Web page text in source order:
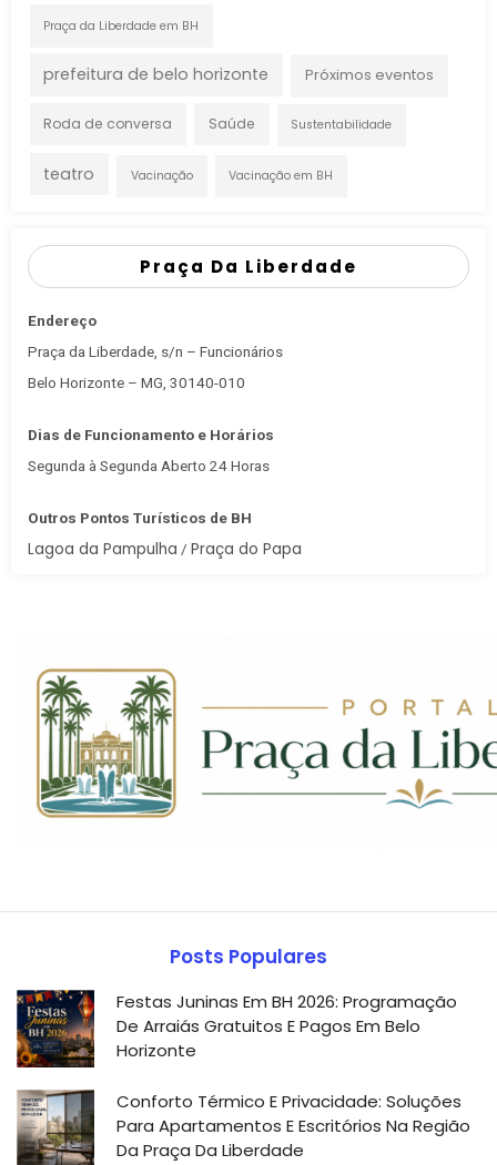
Praça da Liberdade em BH
prefeitura de belo horizonte Próximos eventos
Roda de conversa Saúde Sustentabilidade
teatro Vacinação Vacinação em BH
Praça Da Liberdade
Endereço
Praça da Liberdade, s/n – Funcionários
Belo Horizonte – MG, 30140-010
Dias de Funcionamento e Horários
Segunda à Segunda Aberto 24 Horas
Outros Pontos Turísticos de BH
Lagoa da Pampulha / Praça do Papa
Posts Populares
Festas Juninas Em BH 2026: Programação
De Arraiás Gratuitos E Pagos Em Belo
Horizonte
Conforto Térmico E Privacidade: Soluções
Para Apartamentos E Escritórios Na Região
Da Praça Da Liberdade